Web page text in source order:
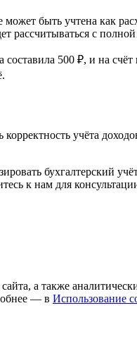
быть учтена как
рассчитываться с
составила 500 ₽, и на счёт
учёта
бухгалтерский
к нам для
а также
— в Использование